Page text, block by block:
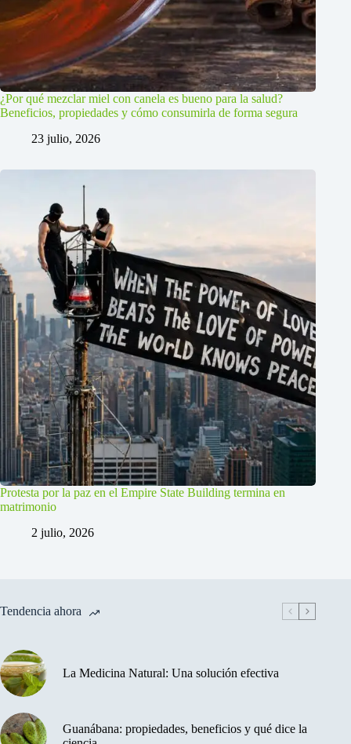
¿Por qué mezclar miel con canela es bueno para la salud?
Beneficios, propiedades y cómo consumirla de forma segura
23 julio, 2026
Protesta por la paz en el Empire State Building termina en
matrimonio
2 julio, 2026
Tendencia ahora
La Medicina Natural: Una solución efectiva
Guanábana: propiedades, beneficios y qué dice la